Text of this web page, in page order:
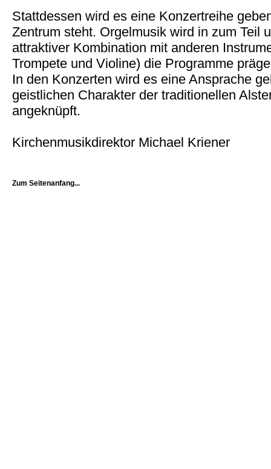
Stattdessen wird es eine Konzertreihe
Zentrum steht. Orgelmusik wird in zum Teil
attraktiver Kombination mit anderen
Trompete und Violine) die Programme
In den Konzerten wird es eine Ansprache
geistlichen Charakter der traditionellen
angeknüpft.
Kirchenmusikdirektor Michael Kriener
Zum Seitenanfang...